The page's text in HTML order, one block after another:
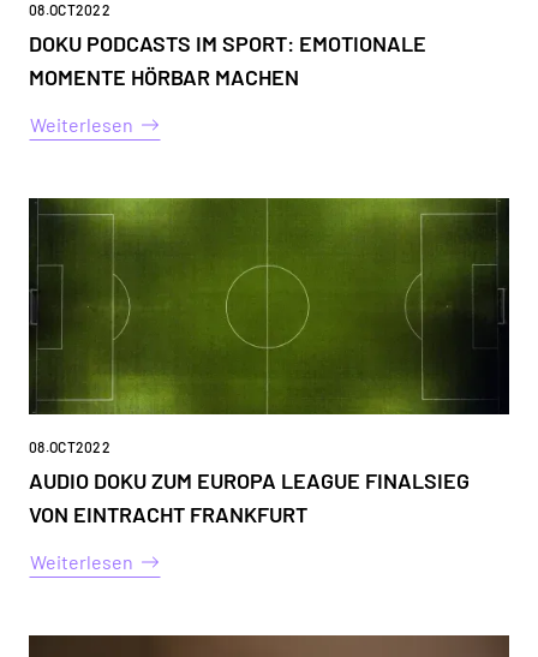
08.OCT2022
DOKU PODCASTS IM SPORT: EMOTIONALE
MOMENTE HÖRBAR MACHEN
Weiterlesen
08.OCT2022
AUDIO DOKU ZUM EUROPA LEAGUE FINALSIEG
VON EINTRACHT FRANKFURT
Weiterlesen